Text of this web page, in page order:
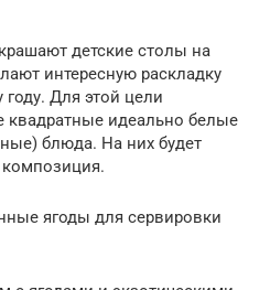
детские столы на
интересную раскладку
Для этой цели
квадратные идеально белые
блюда. На них будет
ягоды для сервировки